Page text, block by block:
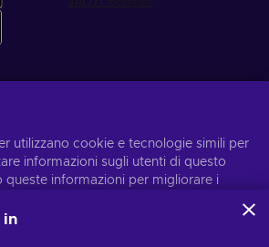
personalizzate
Iscriviti
in qualsiasi momento. Visital'informativa
utilizzano cookie e tecnologie simili per
informazioni sugli utenti di questo
queste informazioni per migliorare i
essere usati per personalizzare
in